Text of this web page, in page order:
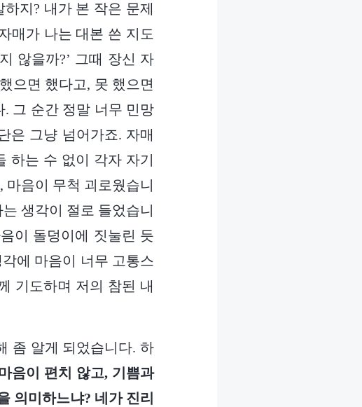
지? 내가 본 작은 문제
매가 나는 대본 쓴 지도
않을까?’ 그때 장신 자
으면 했다고, 못 했으면
그 순간 정말 너무 민망
은 그냥 넘어가죠. 자매
하는 수 없이 각자 자기
음이 무척 괴로웠습니
생각이 절로 들었습니
이 돌덩이에 짓눌린 듯
에 마음이 너무 고통스
기도하며 저의 참된 내
좀 알게 되었습니다. 하
음이 편치 않고, 기쁨과
의미하느냐? 네가 진리